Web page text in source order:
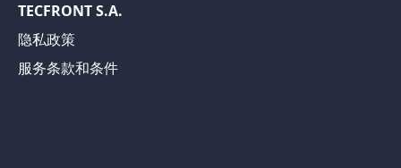
TECFRONT S.A.
隐私政策
服务条款和条件